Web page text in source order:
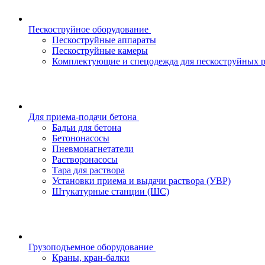
Пескоструйное оборудование
Пескоструйные аппараты
Пескоструйные камеры
Комплектующие и спецодежда для пескоструйных
Для приема-подачи бетона
Бадьи для бетона
Бетононасосы
Пневмонагнетатели
Растворонасосы
Тара для раствора
Установки приема и выдачи раствора (УВР)
Штукатурные станции (ШС)
Грузоподъемное оборудование
Краны, кран-балки